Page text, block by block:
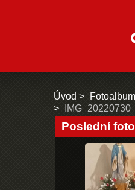
Úvod Fotoalbum
Poslední